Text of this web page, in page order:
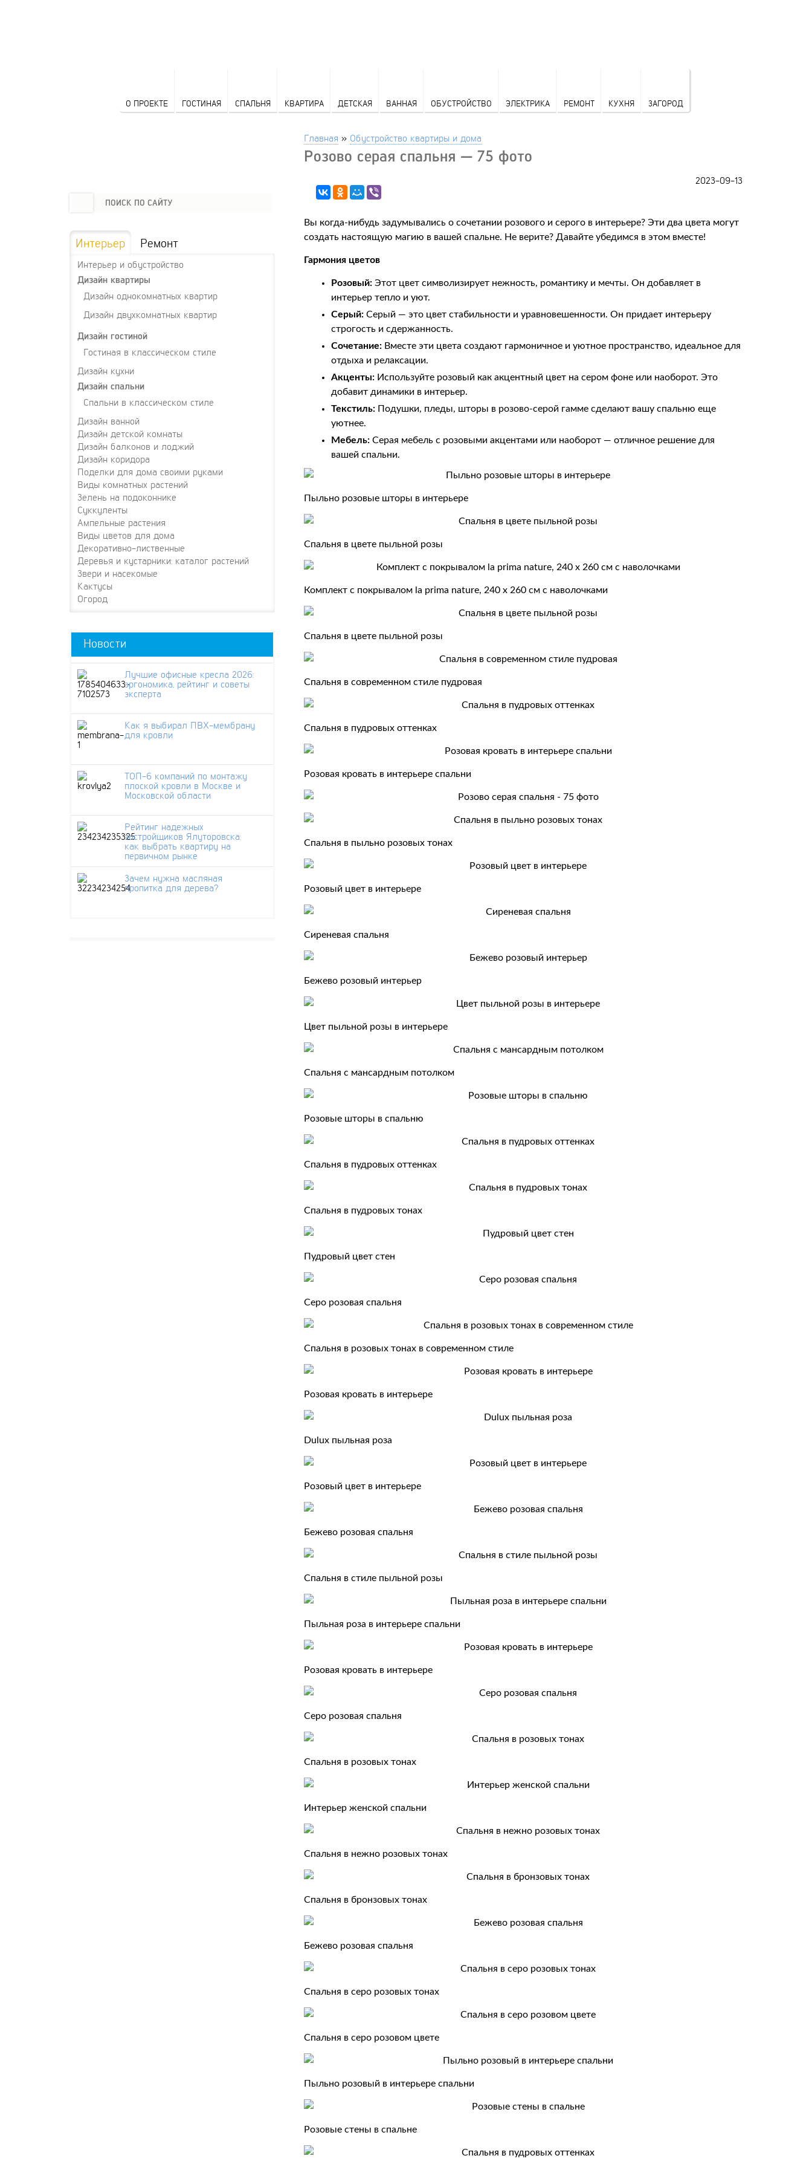
О ПРОЕКТЕ ГОСТИНАЯ СПАЛЬНЯ КВАРТИРА ДЕТСКАЯ ВАННАЯ ОБУСТРОЙСТВО ЭЛЕКТРИКА РЕМОНТ КУХНЯ ЗАГОРОД
Главная » Обустройство квартиры и дома
Розово серая спальня — 75 фото
2023-09-13
Вы когда-нибудь задумывались о сочетании розового и серого в интерьере? Эти два цвета могут
создать настоящую магию в вашей спальне. Не верите? Давайте убедимся в этом вместе!
Гармония цветов
Розовый: Этот цвет символизирует нежность, романтику и мечты. Он добавляет в
интерьер тепло и уют.
Серый: Серый — это цвет стабильности и уравновешенности. Он придает интерьеру
строгость и сдержанность.
Сочетание: Вместе эти цвета создают гармоничное и уютное пространство, идеальное для
отдыха и релаксации.
Акценты: Используйте розовый как акцентный цвет на сером фоне или наоборот. Это
добавит динамики в интерьер.
Текстиль: Подушки, пледы, шторы в розово-серой гамме сделают вашу спальню еще
уютнее.
Мебель: Серая мебель с розовыми акцентами или наоборот — отличное решение для
вашей спальни.
Пыльно розовые шторы в интерьере
Спальня в цвете пыльной розы
Комплект с покрывалом la prima nature, 240 x 260 см с наволочками
Спальня в цвете пыльной розы
Спальня в современном стиле пудровая
Спальня в пудровых оттенках
Розовая кровать в интерьере спальни
Спальня в пыльно розовых тонах
Розовый цвет в интерьере
Сиреневая спальня
Бежево розовый интерьер
Цвет пыльной розы в интерьере
Спальня с мансардным потолком
Розовые шторы в спальню
Спальня в пудровых оттенках
Спальня в пудровых тонах
Пудровый цвет стен
Серо розовая спальня
Спальня в розовых тонах в современном стиле
Розовая кровать в интерьере
Dulux пыльная роза
Розовый цвет в интерьере
Бежево розовая спальня
Спальня в стиле пыльной розы
Пыльная роза в интерьере спальни
Розовая кровать в интерьере
Серо розовая спальня
Спальня в розовых тонах
Интерьер женской спальни
Спальня в нежно розовых тонах
Спальня в бронзовых тонах
Бежево розовая спальня
Спальня в серо розовых тонах
Спальня в серо розовом цвете
Пыльно розовый в интерьере спальни
Розовые стены в спальне
Интерьер Ремонт
Интерьер и обустройство
Дизайн квартиры
Дизайн однокомнатных квартир
Дизайн двухкомнатных квартир
Дизайн гостиной
Гостиная в классическом стиле
Дизайн кухни
Дизайн спальни
Спальни в классическом стиле
Дизайн ванной
Дизайн детской комнаты
Дизайн балконов и лоджий
Дизайн коридора
Поделки для дома своими руками
Виды комнатных растений
Зелень на подоконнике
Суккуленты
Ампельные растения
Виды цветов для дома
Декоративно-лиственные
Деревья и кустарники: каталог растений
Звери и насекомые
Кактусы
Огород
Новости
Лучшие офисные кресла 2026:
эргономика, рейтинг и советы
эксперта
Как я выбирал ПВХ-мембрану
для кровли
ТОП-6 компаний по монтажу
плоской кровли в Москве и
Московской области
Рейтинг надежных
застройщиков Ялуторовска:
как выбрать квартиру на
первичном рынке
Зачем нужна масляная
пропитка для дерева?